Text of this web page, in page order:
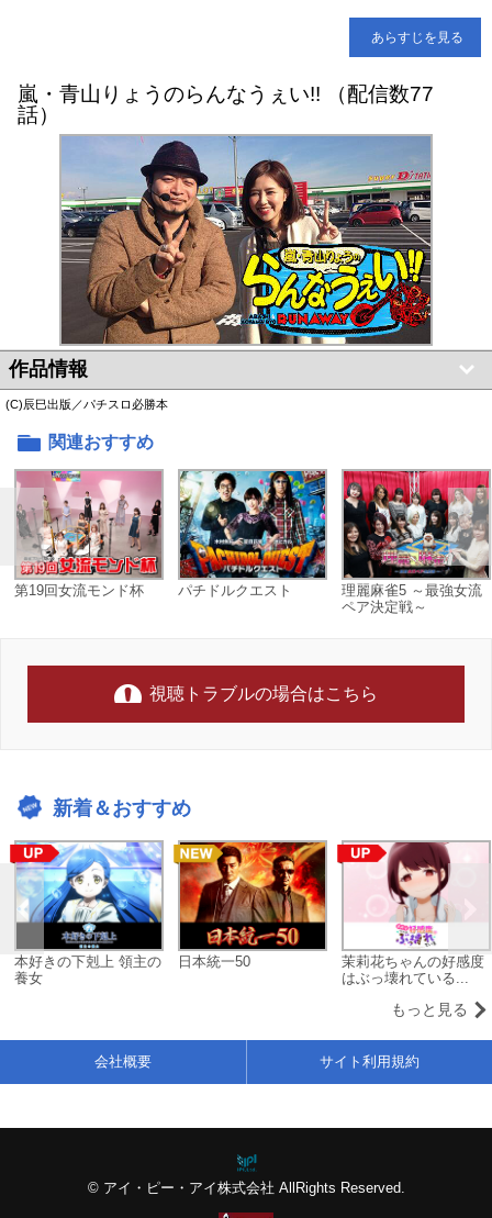
あらすじを見る
嵐・青山りょうのらんなうぇい!! （配信数77
話）
作品情報
(C)辰巳出版／パチスロ必勝本
関連おすすめ
第19回女流モンド杯 パチドルクエスト
理麗麻雀5 ～最強女流
ペア決定戦～
視聴トラブルの場合はこちら
新着＆おすすめ
本好きの下剋上 領主の
養女
日本統一50
茉莉花ちゃんの好感度
はぶっ壊れている...
もっと見る
© アイ・ピー・アイ株式会社 AllRights Reserved.
会社概要 サイト利用規約